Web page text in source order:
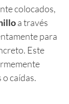
colocados,
a través
para
Este
caídas.